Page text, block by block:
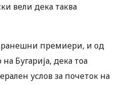
вели дека таква
премиери, и од
Бугарија, дека тоа
услов за почеток на